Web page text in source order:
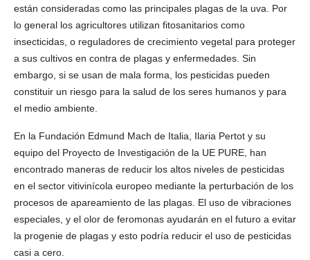
están consideradas como las principales plagas de la uva. Por
lo general los agricultores utilizan fitosanitarios como
insecticidas, o reguladores de crecimiento vegetal para proteger
a sus cultivos en contra de plagas y enfermedades. Sin
embargo, si se usan de mala forma, los pesticidas pueden
constituir un riesgo para la salud de los seres humanos y para
el medio ambiente.
En la Fundación Edmund Mach de Italia, Ilaria Pertot y su
equipo del Proyecto de Investigación de la UE PURE, han
encontrado maneras de reducir los altos niveles de pesticidas
en el sector vitivinícola europeo mediante la perturbación de los
procesos de apareamiento de las plagas. El uso de vibraciones
especiales, y el olor de feromonas ayudarán en el futuro a evitar
la progenie de plagas y esto podría reducir el uso de pesticidas
casi a cero.